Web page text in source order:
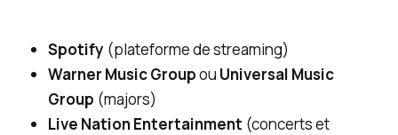
Spotify (plateforme de streaming)
Warner Music Groupou Universal Music
Group (majors)
Live Nation Entertainment (concerts et